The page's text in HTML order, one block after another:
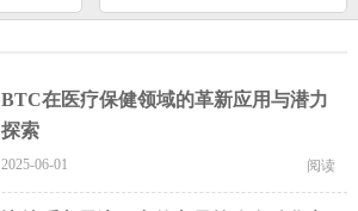
BTC在医疗保健领域的革新应用与潜力
探索
2025-06-01 阅读